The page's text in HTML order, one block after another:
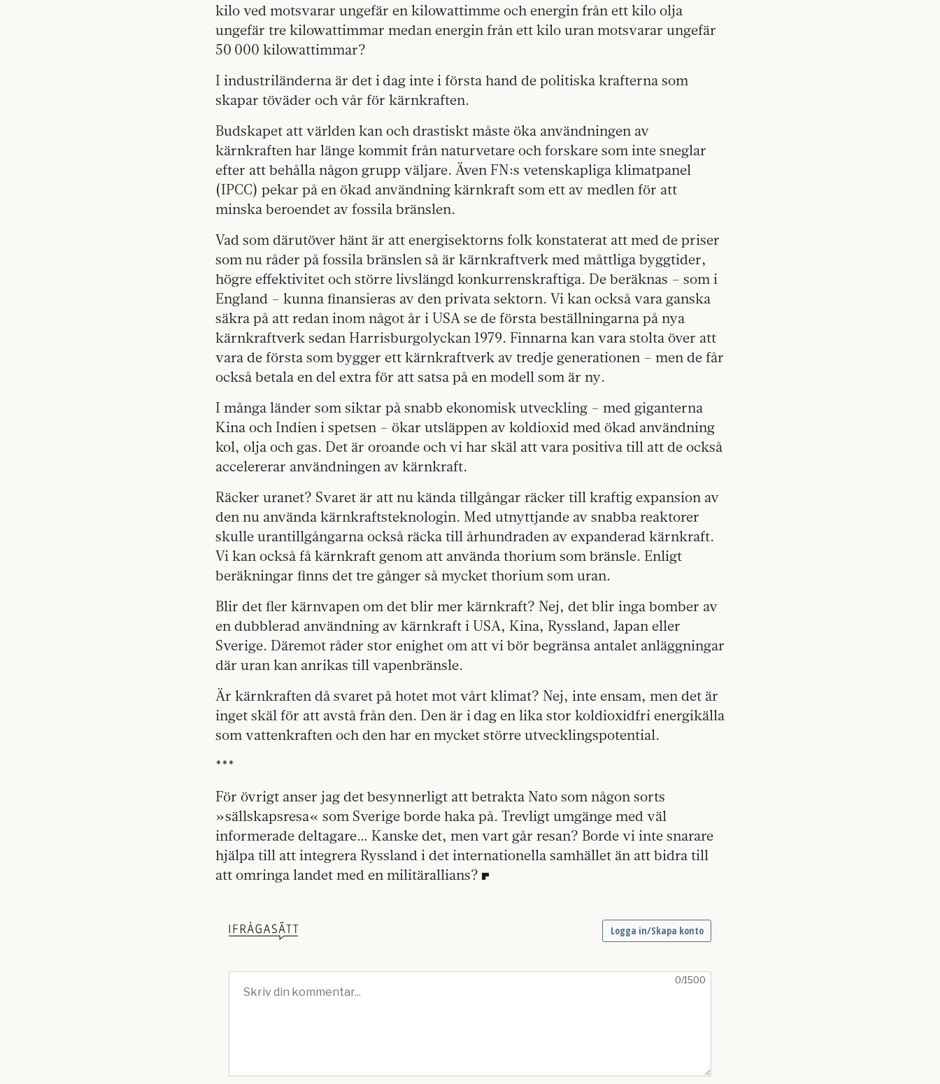
kilo ved motsvarar ungefär en kilowattimme och energin från ett kilo olja
ungefär tre kilowattimmar medan energin från ett kilo uran motsvarar ungefär
50 000 kilowattimmar?
I industriländerna är det i dag inte i första hand de politiska krafterna som
skapar töväder och vår för kärnkraften.
Budskapet att världen kan och drastiskt måste öka användningen av
kärnkraften har länge kommit från naturvetare och forskare som inte sneglar
efter att behålla någon grupp väljare. Även FN:s vetenskapliga klimatpanel
(IPCC) pekar på en ökad användning kärnkraft som ett av medlen för att
minska beroendet av fossila bränslen.
Vad som därutöver hänt är att energisektorns folk konstaterat att med de priser
som nu råder på fossila bränslen så är kärnkraftverk med måttliga byggtider,
högre effektivitet och större livslängd konkurrenskraftiga. De beräknas – som i
England – kunna finansieras av den privata sektorn. Vi kan också vara ganska
säkra på att redan inom något år i USA se de första beställningarna på nya
kärnkraftverk sedan Harrisburgolyckan 1979. Finnarna kan vara stolta över att
vara de första som bygger ett kärnkraftverk av tredje generationen – men de får
också betala en del extra för att satsa på en modell som är ny.
I många länder som siktar på snabb ekonomisk utveckling – med giganterna
Kina och Indien i spetsen – ökar utsläppen av koldioxid med ökad användning
kol, olja och gas. Det är oroande och vi har skäl att vara positiva till att de också
accelererar användningen av kärnkraft.
Räcker uranet? Svaret är att nu kända tillgångar räcker till kraftig expansion av
den nu använda kärnkraftsteknologin. Med utnyttjande av snabba reaktorer
skulle urantillgångarna också räcka till århundraden av expanderad kärnkraft.
Vi kan också få kärnkraft genom att använda thorium som bränsle. Enligt
beräkningar finns det tre gånger så mycket thorium som uran.
Blir det fler kärnvapen om det blir mer kärnkraft? Nej, det blir inga bomber av
en dubblerad användning av kärnkraft i USA, Kina, Ryssland, Japan eller
Sverige. Däremot råder stor enighet om att vi bör begränsa antalet anläggningar
där uran kan anrikas till vapenbränsle.
Är kärnkraften då svaret på hotet mot vårt klimat? Nej, inte ensam, men det är
inget skäl för att avstå från den. Den är i dag en lika stor koldioxidfri energikälla
som vattenkraften och den har en mycket större utvecklingspotential.
***
För övrigt anser jag det besynnerligt att betrakta Nato som någon sorts
»sällskapsresa« som Sverige borde haka på. Trevligt umgänge med väl
informerade deltagare… Kanske det, men vart går resan? Borde vi inte snarare
hjälpa till att integrera Ryssland i det internationella samhället än att bidra till
att omringa landet med en militärallians?